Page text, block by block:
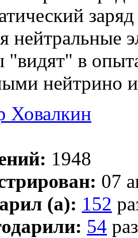
нейтральные
"видят" в
нейтрино
Ховалкин
1948
07
(а): 152
54